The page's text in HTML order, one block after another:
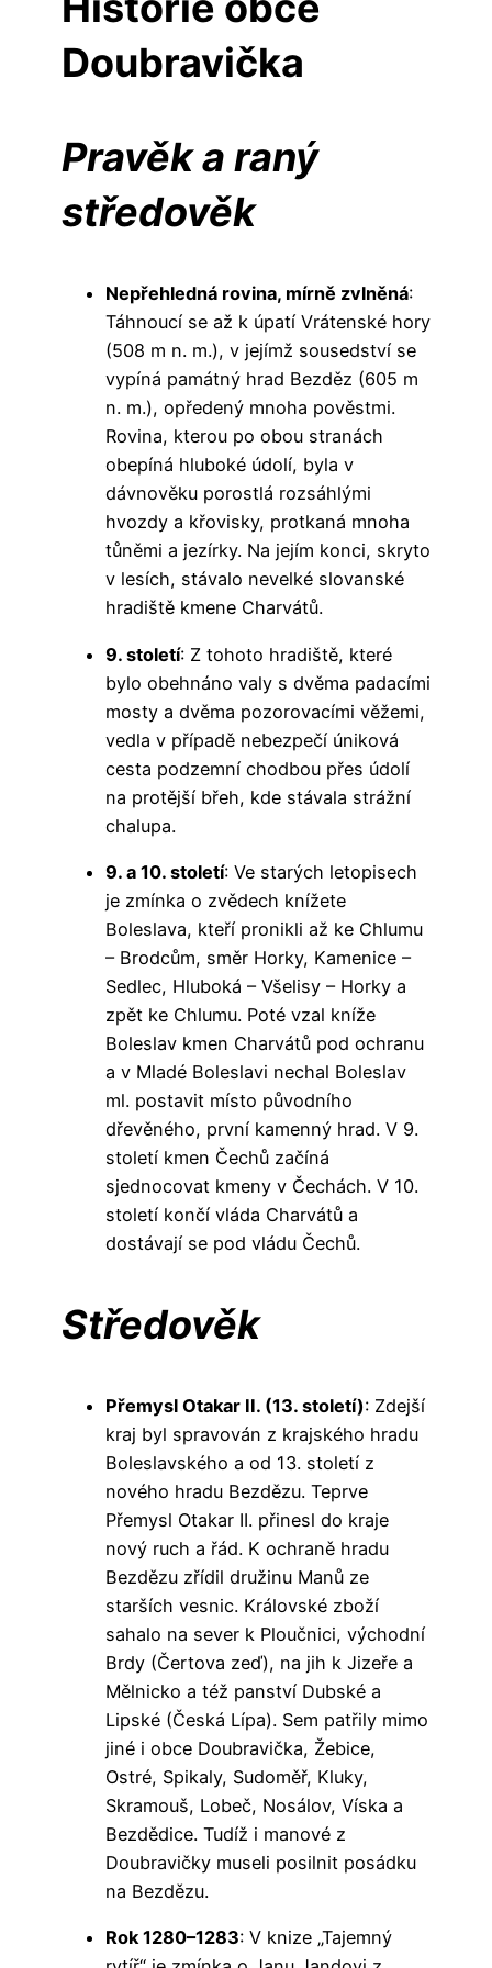
Doubravička
Pravěk a raný
středověk
Nepřehledná rovina, mírně zvlněná:
Táhnoucí se až k úpatí Vrátenské hory
(508 m n. m.), v jejímž sousedství se
vypíná památný hrad Bezděz (605 m
n. m.), opředený mnoha pověstmi.
Rovina, kterou po obou stranách
obepíná hluboké údolí, byla v
dávnověku porostlá rozsáhlými
hvozdy a křovisky, protkaná mnoha
tůněmi a jezírky. Na jejím konci, skryto
v lesích, stávalo nevelké slovanské
hradiště kmene Charvátů.
9. století: Z tohoto hradiště, které
bylo obehnáno valy s dvěma padacími
mosty a dvěma pozorovacími věžemi,
vedla v případě nebezpečí úniková
cesta podzemní chodbou přes údolí
na protější břeh, kde stávala strážní
chalupa.
9. a 10. století: Ve starých letopisech
je zmínka o zvědech knížete
Boleslava, kteří pronikli až ke Chlumu
– Brodcům, směr Horky, Kamenice –
Sedlec, Hluboká – Všelisy – Horky a
zpět ke Chlumu. Poté vzal kníže
Boleslav kmen Charvátů pod ochranu
a v Mladé Boleslavi nechal Boleslav
ml. postavit místo původního
dřevěného, první kamenný hrad. V 9.
století kmen Čechů začíná
sjednocovat kmeny v Čechách. V 10.
století končí vláda Charvátů a
dostávají se pod vládu Čechů.
Středověk
Přemysl Otakar II. (13. století): Zdejší
kraj byl spravován z krajského hradu
Boleslavského a od 13. století z
nového hradu Bezdězu. Teprve
Přemysl Otakar II. přinesl do kraje
nový ruch a řád. K ochraně hradu
Bezdězu zřídil družinu Manů ze
starších vesnic. Královské zboží
sahalo na sever k Ploučnici, východní
Brdy (Čertova zeď), na jih k Jizeře a
Mělnicko a též panství Dubské a
Lipské (Česká Lípa). Sem patřily mimo
jiné i obce Doubravička, Žebice,
Ostré, Spikaly, Sudoměř, Kluky,
Skramouš, Lobeč, Nosálov, Víska a
Bezdědice. Tudíž i manové z
Doubravičky museli posilnit posádku
na Bezdězu.
Rok 1280–1283: V knize „Tajemný